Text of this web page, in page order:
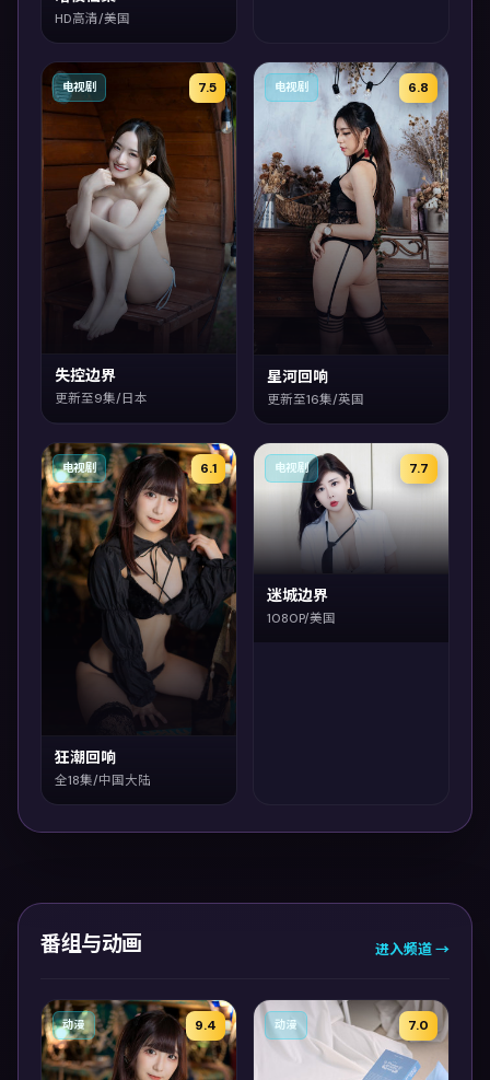
HD高清/美国
7.5
电视剧
失控边界
更新至9集/日本
6.8
电视剧
星河回响
更新至16集/英国
6.1
电视剧
狂潮回响
全18集/中国大陆
7.7
电视剧
迷城边界
1080P/美国
番组与动画 进入频道 →
9.4
动漫 7.0
动漫